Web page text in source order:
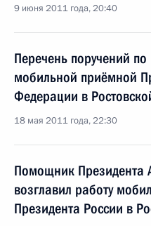
9 июня 2011 года, 20:40
Перечень поручений
мобильной приёмной
Федерации в
18 мая 2011 года, 22:30
Помощник Президента
возглавил работу
Президента России в